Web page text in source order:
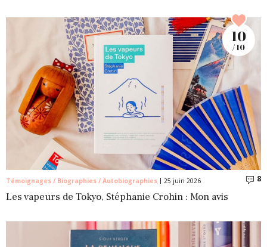
Témoignages / Biographies / Autobiographies 25 juin 2026 8
Les vapeurs de Tokyo, Stéphanie Crohin : Mon avis
10
/ 10